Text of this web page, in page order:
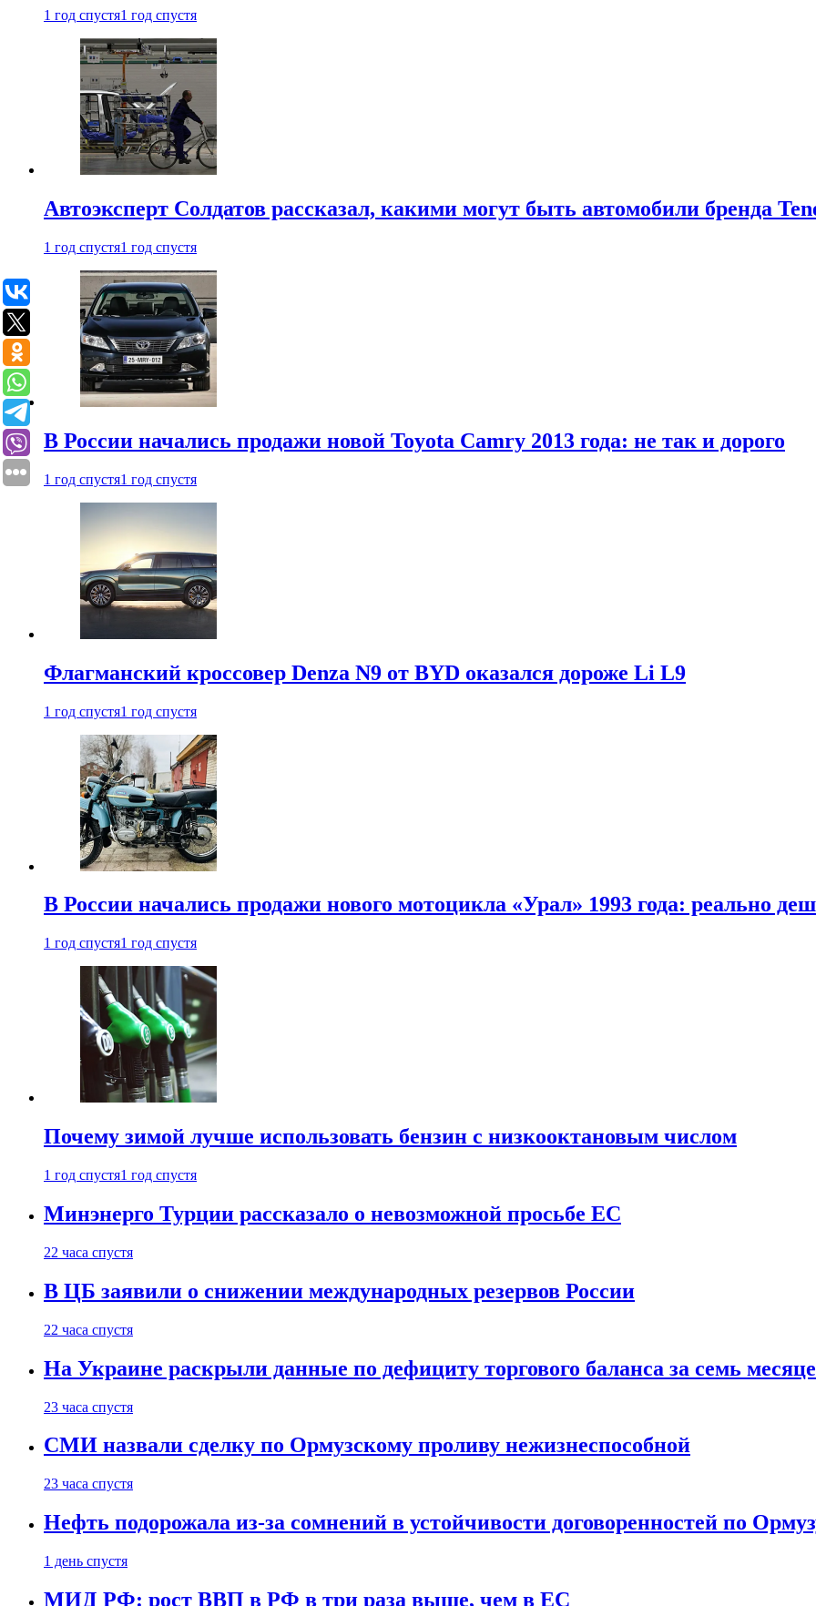
1 год спустя1 год спустя
Автоэксперт Солдатов рассказал, какими могут быть автомобили бренда
1 год спустя1 год спустя
В России начались продажи новой Toyota Camry 2013 года: не так и дорого
1 год спустя1 год спустя
Флагманский кроссовер Denza N9 от BYD оказался дороже Li L9
1 год спустя1 год спустя
В России начались продажи нового мотоцикла «Урал» 1993 года: реально
1 год спустя1 год спустя
Почему зимой лучше использовать бензин с низкооктановым числом
1 год спустя1 год спустя
Минэнерго Турции рассказало о невозможной просьбе ЕС
22 часа спустя
В ЦБ заявили о снижении международных резервов России
22 часа спустя
На Украине раскрыли данные по дефициту торгового баланса за семь
23 часа спустя
СМИ назвали сделку по Ормузскому проливу нежизнеспособной
23 часа спустя
Нефть подорожала из-за сомнений в устойчивости договоренностей по
1 день спустя
МИД РФ: рост ВВП в РФ в три раза выше, чем в ЕС